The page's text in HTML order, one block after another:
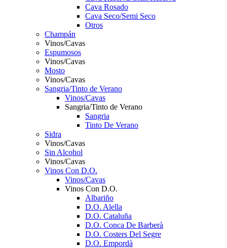
Cava Rosado
Cava Seco/Semi Seco
Otros
Champán
Vinos/Cavas
Espumosos
Vinos/Cavas
Mosto
Vinos/Cavas
Sangria/Tinto de Verano
Vinos/Cavas
Sangria/Tinto de Verano
Sangria
Tinto De Verano
Sidra
Vinos/Cavas
Sin Alcohol
Vinos/Cavas
Vinos Con D.O.
Vinos/Cavas
Vinos Con D.O.
Albariño
D.O. Alella
D.O. Cataluña
D.O. Conca De Barberà
D.O. Costers Del Segre
D.O. Empordà